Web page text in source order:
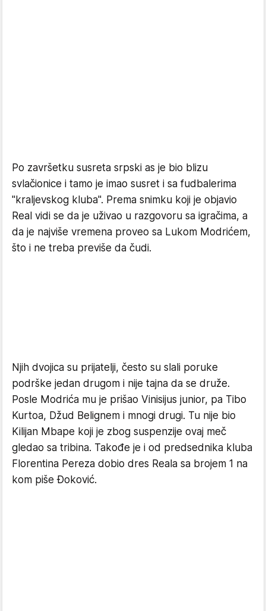
Po završetku susreta srpski as je bio blizu
svlačionice i tamo je imao susret i sa fudbalerima
"kraljevskog kluba". Prema snimku koji je objavio
Real vidi se da je uživao u razgovoru sa igračima, a
da je najviše vremena proveo sa Lukom Modrićem,
što i ne treba previše da čudi.
Njih dvojica su prijatelji, često su slali poruke
podrške jedan drugom i nije tajna da se druže.
Posle Modrića mu je prišao Vinisijus junior, pa Tibo
Kurtoa, Džud Belignem i mnogi drugi. Tu nije bio
Kilijan Mbape koji je zbog suspenzije ovaj meč
gledao sa tribina. Takođe je i od predsednika kluba
Florentina Pereza dobio dres Reala sa brojem 1 na
kom piše Đoković.